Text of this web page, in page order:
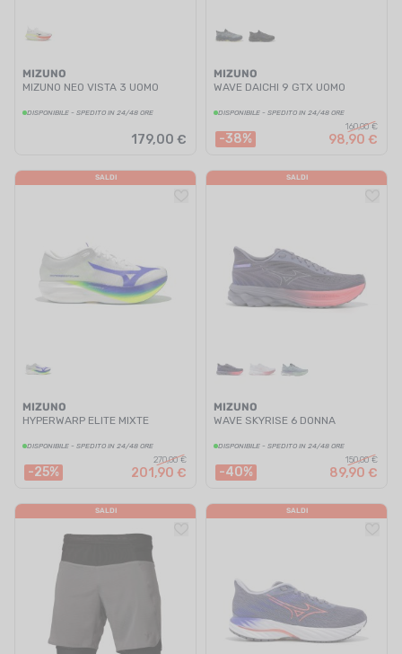
MIZUNO
MIZUNO NEO VISTA 3 UOMO
DISPONIBILE - SPEDITO IN 24/48 ORE
179,00 €
MIZUNO
WAVE DAICHI 9 GTX UOMO
DISPONIBILE - SPEDITO IN 24/48 ORE
-38%
160,00 €
98,90 €
SALDI
MIZUNO
HYPERWARP ELITE MIXTE
DISPONIBILE - SPEDITO IN 24/48 ORE
-25%
270,00 €
201,90 €
SALDI
MIZUNO
WAVE SKYRISE 6 DONNA
DISPONIBILE - SPEDITO IN 24/48 ORE
-40%
150,00 €
89,90 €
SALDI SALDI